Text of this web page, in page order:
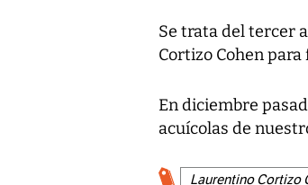
Se trata del tercer
Cortizo Cohen
En diciembre
acuícolas de
Laurentino Cortizo